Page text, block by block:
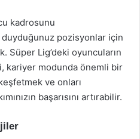
kadrosunu
pozisyonlar için
Süper Lig’deki oyuncuların
kariyer modunda önemli bir
ve onları
başarısını artırabilir.